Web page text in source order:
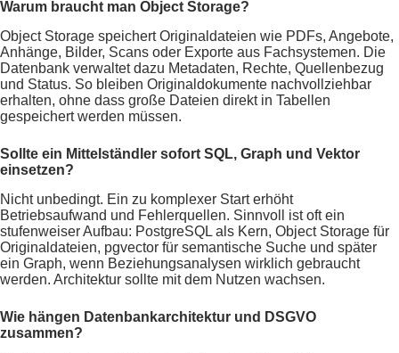
Warum braucht man Object Storage?
Object Storage speichert Originaldateien wie PDFs, Angebote,
Anhänge, Bilder, Scans oder Exporte aus Fachsystemen. Die
Datenbank verwaltet dazu Metadaten, Rechte, Quellenbezug
und Status. So bleiben Originaldokumente nachvollziehbar
erhalten, ohne dass große Dateien direkt in Tabellen
gespeichert werden müssen.
Sollte ein Mittelständler sofort SQL, Graph und Vektor
einsetzen?
Nicht unbedingt. Ein zu komplexer Start erhöht
Betriebsaufwand und Fehlerquellen. Sinnvoll ist oft ein
stufenweiser Aufbau: PostgreSQL als Kern, Object Storage für
Originaldateien, pgvector für semantische Suche und später
ein Graph, wenn Beziehungsanalysen wirklich gebraucht
werden. Architektur sollte mit dem Nutzen wachsen.
Wie hängen Datenbankarchitektur und DSGVO
zusammen?